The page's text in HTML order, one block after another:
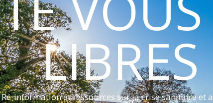
LIBRES
Ré-information et ressources sur la crise sanitaire et